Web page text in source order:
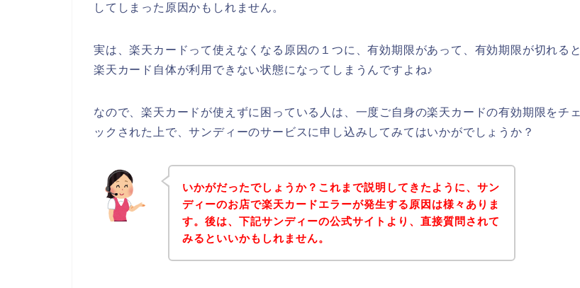
してしまった原因かもしれません。
実は、楽天カードって使えなくなる原因の１つに、有効期限があって、有効期限が切れると
楽天カード自体が利用できない状態になってしまうんですよね♪
なので、楽天カードが使えずに困っている人は、一度ご自身の楽天カードの有効期限をチェ
ックされた上で、サンディーのサービスに申し込みしてみてはいかがでしょうか？
いかがだったでしょうか？これまで説明してきたように、サン
ディーのお店で楽天カードエラーが発生する原因は様々ありま
す。後は、下記サンディーの公式サイトより、直接質問されて
みるといいかもしれません。